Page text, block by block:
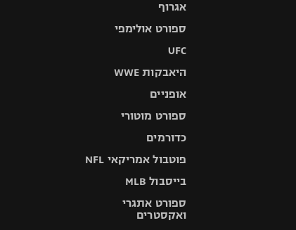
אגרוף
ספורט אולימפי
UFC
היאבקות WWE
אופניים
ספורט מוטורי
כדורמים
פוטבול אמריקאי NFL
בייסבול MLB
ספורט אתגרי
ואקסטרים